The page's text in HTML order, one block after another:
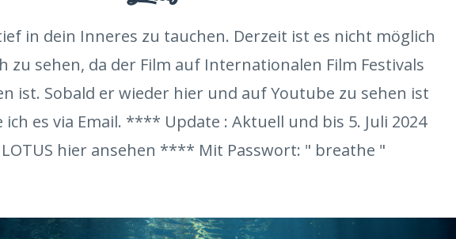
in dein Inneres zu tauchen. Derzeit ist es nicht möglich
zu sehen, da der Film auf Internationalen Film Festivals
ist. Sobald er wieder hier und auf Youtube zu sehen ist
es via Email. **** Update : Aktuell und bis 5. Juli 2024
hier ansehen **** Mit Passwort: " breathe "